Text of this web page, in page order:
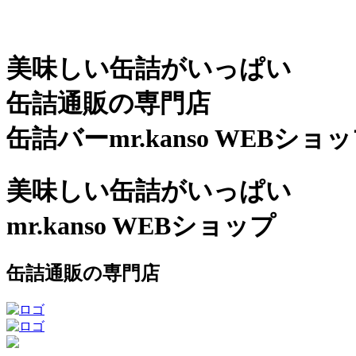
美味しい缶詰がいっぱい
缶詰通販の専門店
缶詰バーmr.kanso WEBショ
美味しい缶詰がいっぱい
mr.kanso WEBショップ
缶詰通販の専門店